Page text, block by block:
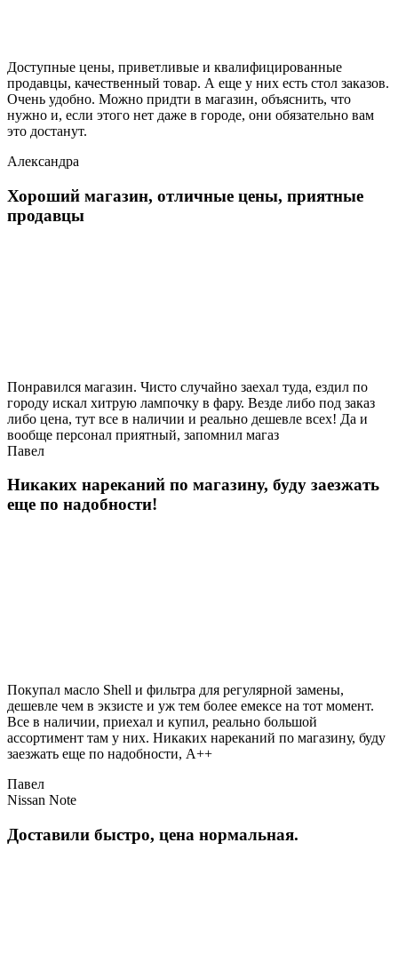
Доступные цены, приветливые и квалифицированные
продавцы, качественный товар. А еще у них есть стол заказов.
Очень удобно. Можно придти в магазин, объяснить, что
нужно и, если этого нет даже в городе, они обязательно вам
это достанут.
Александра
Хороший магазин, отличные цены, приятные
продавцы
Понравился магазин. Чисто случайно заехал туда, ездил по
городу искал хитрую лампочку в фару. Везде либо под заказ
либо цена, тут все в наличии и реально дешевле всех! Да и
вообще персонал приятный, запомнил магаз
Павел
Никаких нареканий по магазину, буду заезжать
еще по надобности!
Покупал масло Shell и фильтра для регулярной замены,
дешевле чем в экзисте и уж тем более емексе на тот момент.
Все в наличии, приехал и купил, реально большой
ассортимент там у них. Никаких нареканий по магазину, буду
заезжать еще по надобности, A++
Павел
Nissan Note
Доставили быстро, цена нормальная.